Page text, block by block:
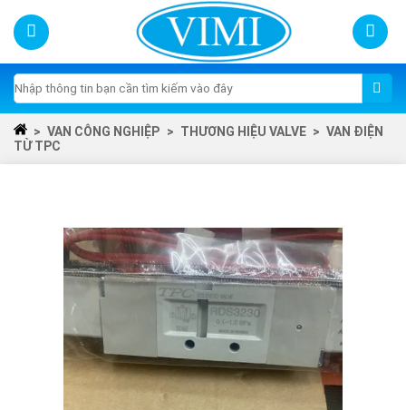
Skip
content
Tìm
kiếm:
> VAN CÔNG NGHIỆP > THƯƠNG HIỆU VALVE > VAN ĐIỆN
TỪ TPC